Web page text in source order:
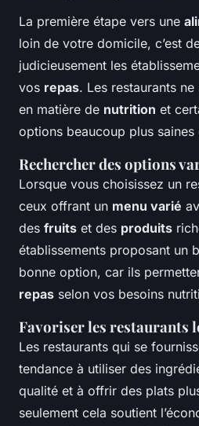
La première étape vers une
loin de votre domicile, c’est
judicieusement les
vos repas. Les restaurants
en matière de nutrition et
options beaucoup plus saines
Rechercher des options
Lorsque vous choisissez un
ceux offrant un menu varié
des fruits et des produits
établissements proposant un
bonne option, car ils
repas selon vos besoins
Favoriser les restaurants
Les restaurants qui se
tendance à utiliser des
qualité et à offrir des plats
seulement cela soutient